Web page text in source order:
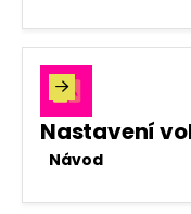
Nastavení
Návod
